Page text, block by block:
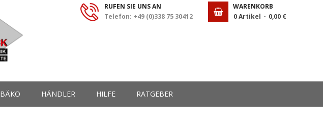
WARENKORB
0Artikel 0,00 €
RUFEN SIE UNS AN
Telefon: +49 (0)338 75 30412
BÄKO HÄNDLER HILFE RATGEBER